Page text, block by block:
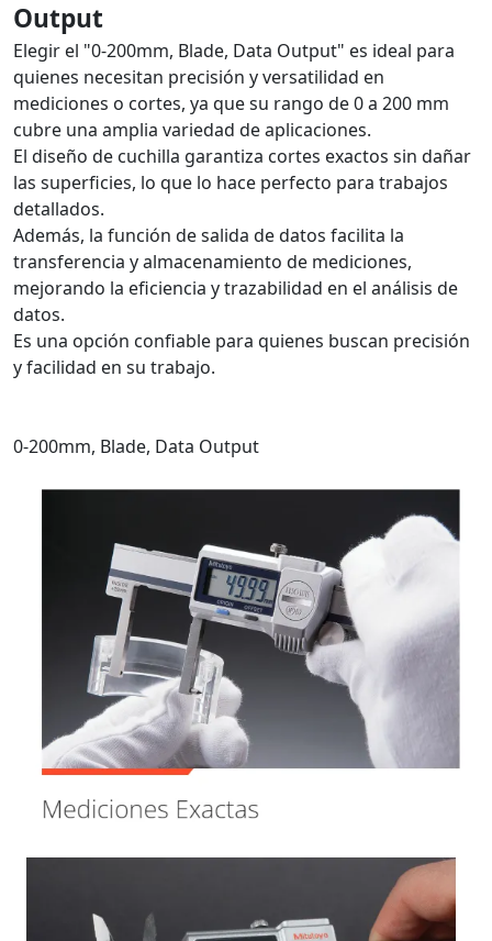
Output
Elegir el "0-200mm, Blade, Data Output" es ideal para
quienes necesitan precisión y versatilidad en
mediciones o cortes, ya que su rango de 0 a 200 mm
cubre una amplia variedad de aplicaciones.
El diseño de cuchilla garantiza cortes exactos sin dañar
las superficies, lo que lo hace perfecto para trabajos
detallados.
Además, la función de salida de datos facilita la
transferencia y almacenamiento de mediciones,
mejorando la eficiencia y trazabilidad en el análisis de
datos.
Es una opción confiable para quienes buscan precisión
y facilidad en su trabajo.
0-200mm, Blade, Data Output